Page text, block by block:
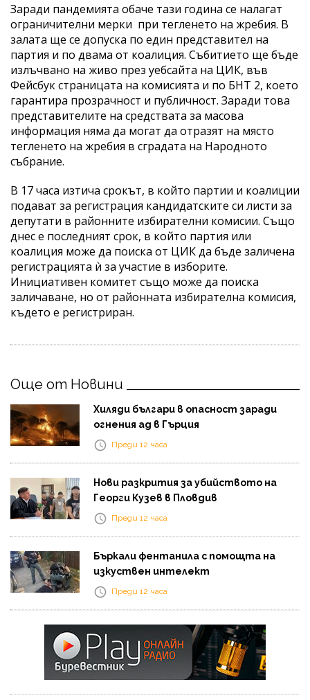
Заради пандемията обаче тази година се налагат
ограничителни мерки при тегленето на жребия. В
залата ще се допуска по един представител на
партия и по двама от коалиция. Събитието ще бъде
излъчвано на живо през уебсайта на ЦИК, във
Фейсбук страницата на комисията и по БНТ 2, което
гарантира прозрачност и публичност. Заради това
представителите на средствата за масова
информация няма да могат да отразят на място
тегленето на жребия в сградата на Народното
събрание.
В 17 часа изтича срокът, в който партии и коалиции
подават за регистрация кандидатските си листи за
депутати в районните избирателни комисии. Също
днес е последният срок, в който партия или
коалиция може да поиска от ЦИК да бъде заличена
регистрацията ѝ за участие в изборите.
Инициативен комитет също може да поиска
заличаване, но от районната избирателна комисия,
където е регистриран.
Още от Новини
Хиляди българи в опасност заради
огнения ад в Гърция
Преди 12 часа
Нови разкрития за убийството на
Георги Кузев в Пловдив
Преди 12 часа
Бъркали фентанила с помощта на
изкуствен интелект
Преди 12 часа